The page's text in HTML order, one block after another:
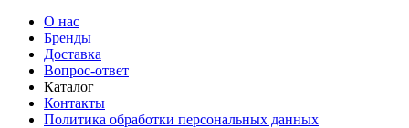
О нас
Бренды
Доставка
Вопрос-ответ
Каталог
Контакты
Политика обработки персональных данных